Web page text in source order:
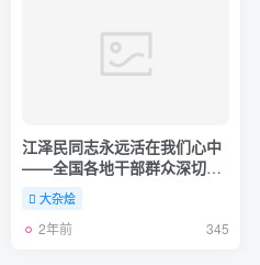
江泽民同志永远活在我们心中
——全国各地干部群众深切悼
念江泽民同志
大杂烩
2年前 345